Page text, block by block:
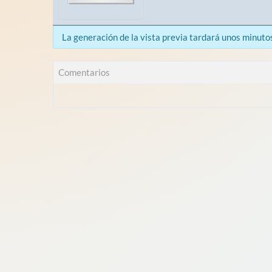
La generación de la vista previa tardará unos
Comentarios